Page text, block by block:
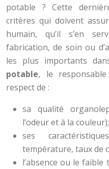
potable ? Cette
critères qui doivent
humain, qu’il s’en
fabrication, de soin ou
les plus importants
potable, le
respect de :
sa qualité
l’odeur et à la couleur);
ses
température, taux de
l’absence ou le